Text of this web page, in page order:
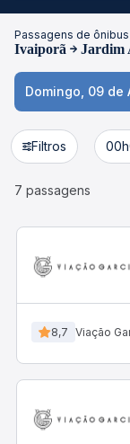
Passagens de ônibus
Ivaiporã Jardim
Domingo, 09 de
Filtros
7 passagens
8,7 Viação